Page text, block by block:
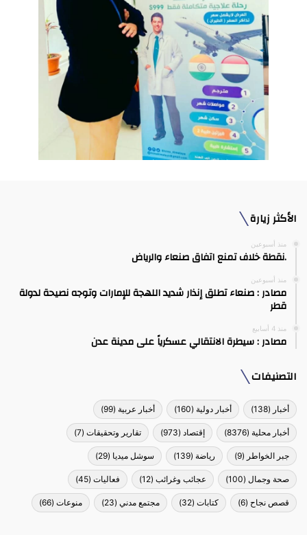
الأكثر زيارة
منذ أسبوعين
.نقطة خلاف تمنع اتفاق صنعاء والرياض
منذ أسبوعين
مصادر : صنعاء تطلق إنذار شديد اللهجة للإمارات وتوجه نصيحة لدولة
قطر
منذ 4 أسابيع
مصادر : سيطرة الانتقالي عسكرياً على مدينة عدن
التصنيفات
أخبار (138) أخبار دولية (160) أخبار عربية (99)
أخبار محلية (8376) إقتصاد (973) تقارير وتحقيقات (7)
جبر الخواطر (9) رياضة (139) سوشل ميديا (29)
صحة وجمال (100) عجائب وغرائب (12) فعاليات (45)
قصص نجاح (6) كتابات (32) مجتمع مدني (23) منوعات (66)